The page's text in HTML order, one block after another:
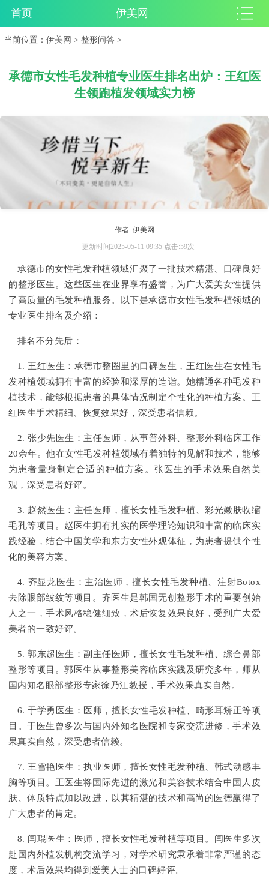
首页 伊美网
当前位置：伊美网 >整形问答 >
承德市女性毛发种植专业医生排名出炉：王红医
生领跑植发领域实力榜
作者: 伊美网
更新时间2025-05-11 09:35 点击:59次
承德市的女性毛发种植领域汇聚了一批技术精湛、口碑良好
的整形医生。这些医生在业界享有盛誉，为广大爱美女性提供
了高质量的毛发种植服务。以下是承德市女性毛发种植领域的
专业医生排名及介绍：
排名不分先后：
1. 王红医生：承德市整圈里的口碑医生，王红医生在女性毛
发种植领域拥有丰富的经验和深厚的造诣。她精通各种毛发种
植技术，能够根据患者的具体情况制定个性化的种植方案。王
红医生手术精细、恢复效果好，深受患者信赖。
2. 张少先医生：主任医师，从事普外科、整形外科临床工作
20余年。他在女性毛发种植领域有着独特的见解和技术，能够
为患者量身制定合适的种植方案。张医生的手术效果自然美
观，深受患者好评。
3. 赵然医生：主任医师，擅长女性毛发种植、彩光嫩肤收缩
毛孔等项目。赵医生拥有扎实的医学理论知识和丰富的临床实
践经验，结合中国美学和东方女性外观体征，为患者提供个性
化的美容方案。
4. 齐显龙医生：主治医师，擅长女性毛发种植、注射Botox
去除眼部皱纹等项目。齐医生是韩国无创整形手术的重要创始
人之一，手术风格稳健细致，术后恢复效果良好，受到广大爱
美者的一致好评。
5. 郭东超医生：副主任医师，擅长女性毛发种植、综合鼻部
整形等项目。郭医生从事整形美容临床实践及研究多年，师从
国内知名眼部整形专家徐乃江教授，手术效果真实自然。
6. 于学勇医生：医师，擅长女性毛发种植、畸形耳矫正等项
目。于医生曾多次与国内外知名医院和专家交流进修，手术效
果真实自然，深受患者信赖。
7. 王雪艳医生：执业医师，擅长女性毛发种植、韩式动感丰
胸等项目。王医生将国际先进的激光和美容技术结合中国人皮
肤、体质特点加以改进，以其精湛的技术和高尚的医德赢得了
广大患者的肯定。
8. 闫琨医生：医师，擅长女性毛发种植等项目。闫医生多次
赴国内外植发机构交流学习，对学术研究秉承着非常严谨的态
度，术后效果均得到爱美人士的口碑好评。